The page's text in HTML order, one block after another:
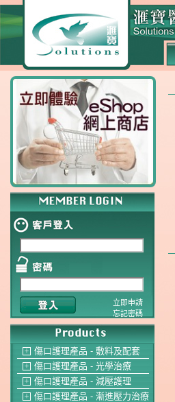
立即申請
忘記密碼
＋ 傷口護理產品 - 敷料及配套
＋ 傷口護理產品 - 光學治療
＋ 傷口護理產品 - 減壓護理
＋ 傷口護理產品 - 漸進壓力治療